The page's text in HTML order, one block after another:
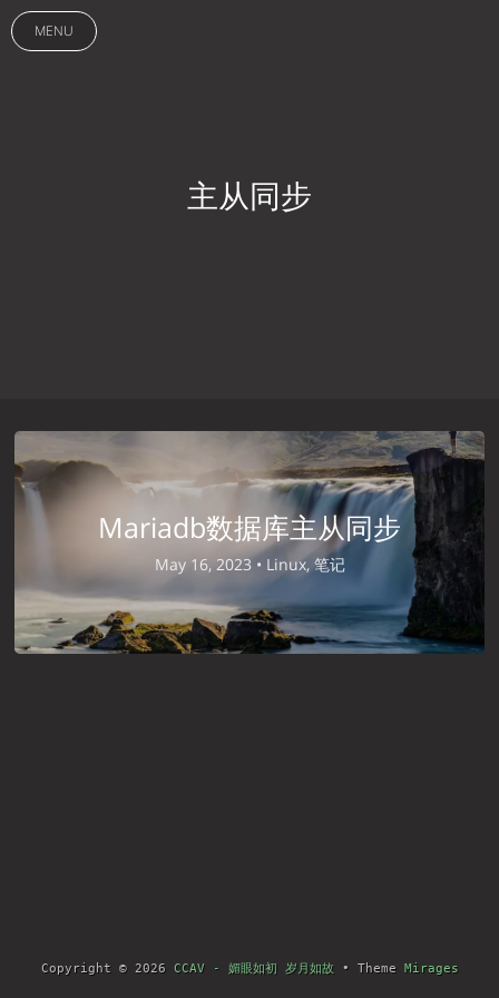
MENU
主从同步
Mariadb数据库主从同步
May 16, 2023 • Linux, 笔记
Copyright © 2026 CCAV - 媚眼如初 岁月如故• Theme Mirages